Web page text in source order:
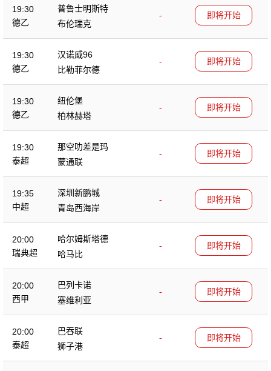
19:30
德乙
普鲁士明斯特
-
布伦瑞克
即将开始
19:30
德乙
汉诺威96
-
比勒菲尔德
即将开始
19:30
德乙
纽伦堡
-
柏林赫塔
即将开始
19:30
泰超
那空叻差是玛
-
蒙通联
即将开始
19:35
中超
深圳新鹏城
-
青岛西海岸
即将开始
20:00
瑞典超
哈尔姆斯塔德
-
哈马比
即将开始
20:00
西甲
巴列卡诺
-
塞维利亚
即将开始
20:00
泰超
巴吞联
-
狮子港
即将开始